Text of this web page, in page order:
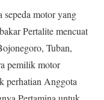
sepeda motor yang
Pertalite mencuat
Tuban,
pemilik motor
perhatian Anggota